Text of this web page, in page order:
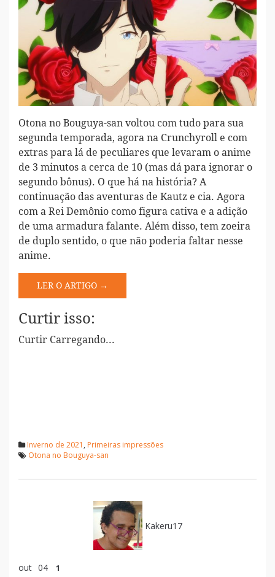
Otona no Bouguya-san voltou com tudo para sua
segunda temporada, agora na Crunchyroll e com
extras para lá de peculiares que levaram o anime
de 3 minutos a cerca de 10 (mas dá para ignorar o
segundo bônus). O que há na história? A
continuação das aventuras de Kautz e cia. Agora
com a Rei Demônio como figura cativa e a adição
de uma armadura falante. Além disso, tem zoeira
de duplo sentido, o que não poderia faltar nesse
anime.
LER O ARTIGO →
Curtir isso:
Curtir Carregando...
Inverno de 2021 , Primeiras impressões
Otona no Bouguya-san
Kakeru17
out 04 1